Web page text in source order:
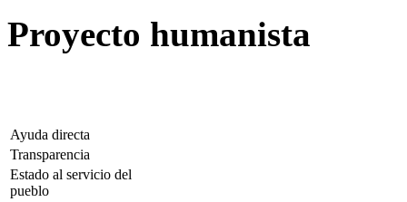
Proyecto humanista
Ayuda directa
Transparencia
Estado al servicio del
pueblo